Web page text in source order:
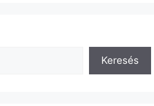
Keresés